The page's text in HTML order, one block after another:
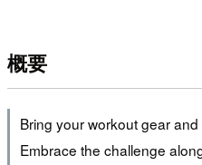
概要
Bring your workout gear
Embrace the challenge